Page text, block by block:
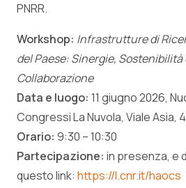
PNRR.
Workshop: Infrastrutture di
del Paese: Sinergie, Sostenibilità
Collaborazione
Data e luogo: 11 giugno 2026,
Congressi La Nuvola, Viale Asia,
Orario: 9:30 – 10:30
Partecipazione: in presenza, e
questo link: https://l.cnr.it/haocs